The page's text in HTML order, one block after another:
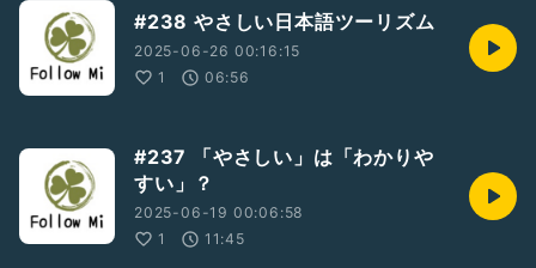
#238 やさしい日本語ツーリズム
2025-06-26 00:16:15
1
06:56
#237 「やさしい」は「わかりや
すい」？
2025-06-19 00:06:58
1
11:45